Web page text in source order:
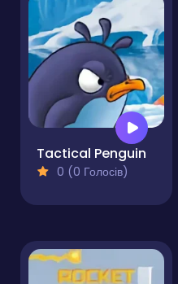
Tactical Penguin
0 (0 Голосів)